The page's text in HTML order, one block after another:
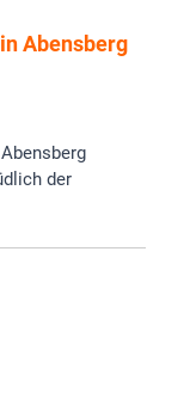
Abensberg
der